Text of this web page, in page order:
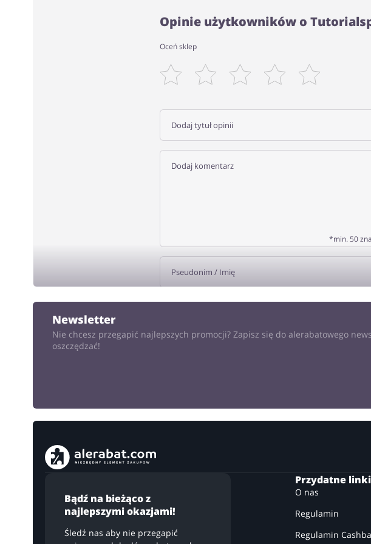
Opinie użytkowników o
Oceń sklep
*min. 50
Newsletter
Nie chcesz przegapić najlepszych promocji? Zapisz się do alerabatowego
oszczędzać!
Bądź na bieżąco z
najlepszymi okazjami!
Śledź nas aby nie przegapić
Przydatne
O nas
Regulamin
Regulamin